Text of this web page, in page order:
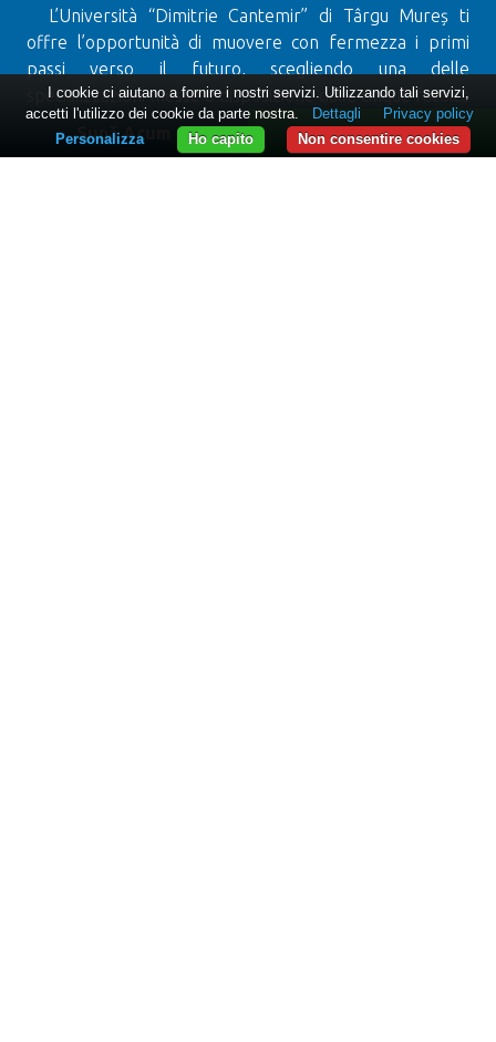
L’Università “Dimitrie Cantemir” di Târgu Mureș ti
offre l’opportunità di muovere con fermezza i primi
passi verso il futuro, scegliendo una delle
specializzazioni messe a disposizione dalle cinque facoltà
della nostra istituzione:Odontoiatria, Giurisprudenza,
Economia, Psicologia, Geografia.
Sună Acum WhatsApp
I cookie ci aiutano a fornire i nostri servizi. Utilizzando tali servizi,
accetti l'utilizzo dei cookie da parte nostra.
Dettagli
Privacy policy
Non consentire cookies
Ho capito
Personalizza